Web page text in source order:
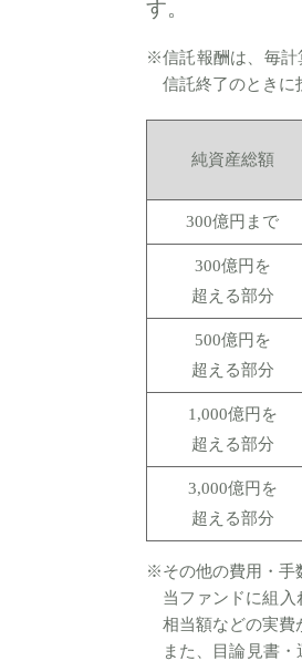
す。
※信託報酬は、毎計
信託終了のときに
純資産総額
300億円まで
300億円を
超える部分
500億円を
超える部分
1,000億円を
超える部分
3,000億円を
超える部分
※その他の費用・手
当ファンドに組
相当額などの実費
また、目論見書